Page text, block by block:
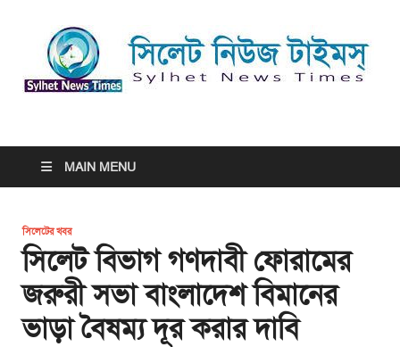
সিলেট নিউজ টাইমস্ | Sylhet
News Times
MAIN MENU
সিলেটের খবর
সিলেট বিভাগ গণদাবী ফোরামের
জরুরী সভা বাংলাদেশ বিমানের
ভাড়া বৈষম্য দূর করার দাবি